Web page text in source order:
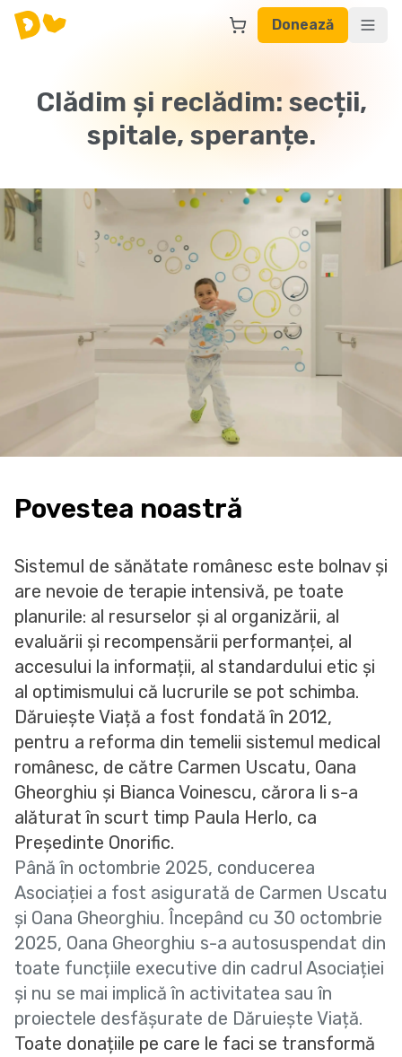
Donează
Clădim și reclădim: secții,
spitale, speranțe.
Povestea noastră
Sistemul de sănătate românesc este bolnav și
are nevoie de terapie intensivă, pe toate
planurile: al resurselor și al organizării, al
evaluării și recompensării performanței, al
accesului la informații, al standardului etic și
al optimismului că lucrurile se pot schimba.
Dăruiește Viață a fost fondată în 2012,
pentru a reforma din temelii sistemul medical
românesc, de către Carmen Uscatu, Oana
Gheorghiu și Bianca Voinescu, cărora li s-a
alăturat în scurt timp Paula Herlo, ca
Președinte Onorific.
Până în octombrie 2025, conducerea
Asociației a fost asigurată de Carmen Uscatu
și Oana Gheorghiu. Începând cu 30 octombrie
2025, Oana Gheorghiu s-a autosuspendat din
toate funcțiile executive din cadrul Asociației
și nu se mai implică în activitatea sau în
proiectele desfășurate de Dăruiește Viață.
Toate donațiile pe care le faci se transformă